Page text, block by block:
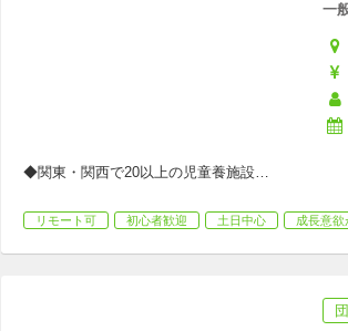
一
◆関東・関西で20以上の児童養施設…
リモート可 初心者歓迎 土日中心 成長意欲